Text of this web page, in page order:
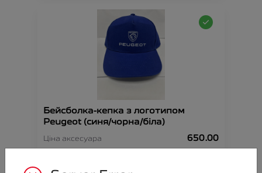
Бейсболка-кепка з логотипом
Peugeot (синя/чорна/біла)
Ціна аксесуара 650.00